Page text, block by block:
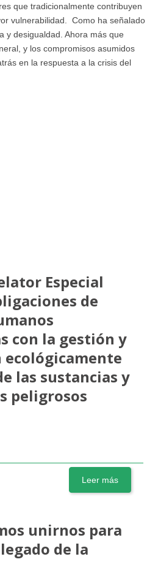
que tradicionalmente contribuyen
vulnerabilidad. Como ha señalado
y desigualdad. Ahora más que
y los compromisos asumidos
en la respuesta a la crisis del
Especial
de
con la gestión y
las sustancias y
peligrosos
Leer más
unirnos para
de la